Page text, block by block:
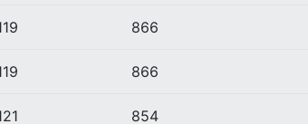
866
866
854